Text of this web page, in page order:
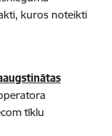
kuros noteikti
tīklu